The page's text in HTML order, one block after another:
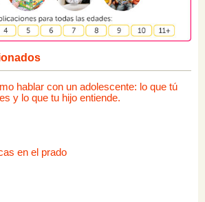
hablar con un adolescente: lo que tú
y lo que tu hijo entiende.
en el prado